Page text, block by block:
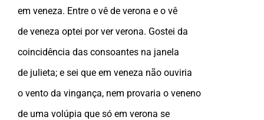
em veneza. Entre o vê de verona e o vê
de veneza optei por ver verona. Gostei da
coincidência das consoantes na janela
de julieta; e sei que em veneza não ouviria
o vento da vingança, nem provaria o veneno
de uma volúpia que só em verona se